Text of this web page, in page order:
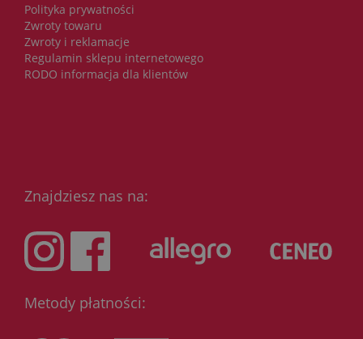
Polityka prywatności
Zwroty towaru
Zwroty i reklamacje
Regulamin sklepu internetowego
RODO informacja dla klientów
Znajdziesz nas na:
Metody płatności: